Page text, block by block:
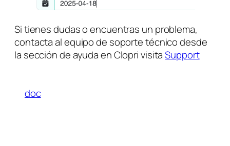
Si tienes dudas o encuentras un problema,
contacta al equipo de soporte técnico desde
la sección de ayuda en Clopri visitaSupport
doc